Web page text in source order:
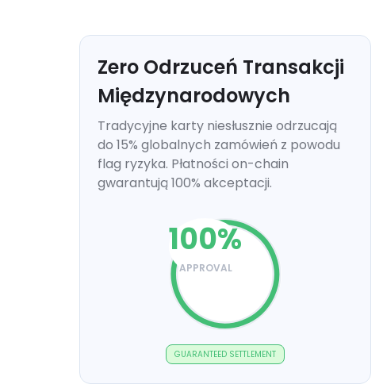
Zero Odrzuceń Transakcji
Międzynarodowych
Tradycyjne karty niesłusznie odrzucają
do 15% globalnych zamówień z powodu
flag ryzyka. Płatności on-chain
gwarantują 100% akceptacji.
100%
APPROVAL
GUARANTEED SETTLEMENT